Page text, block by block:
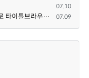
07.10
( 게시판 분류/카테고리) 마다 개별적으로 타이틀브라우저 제목 및 seo설명 넣을 수 있으면 어떨지 해서 글 등록해봅니다. 07.09